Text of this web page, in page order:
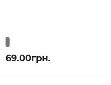
69.00грн.